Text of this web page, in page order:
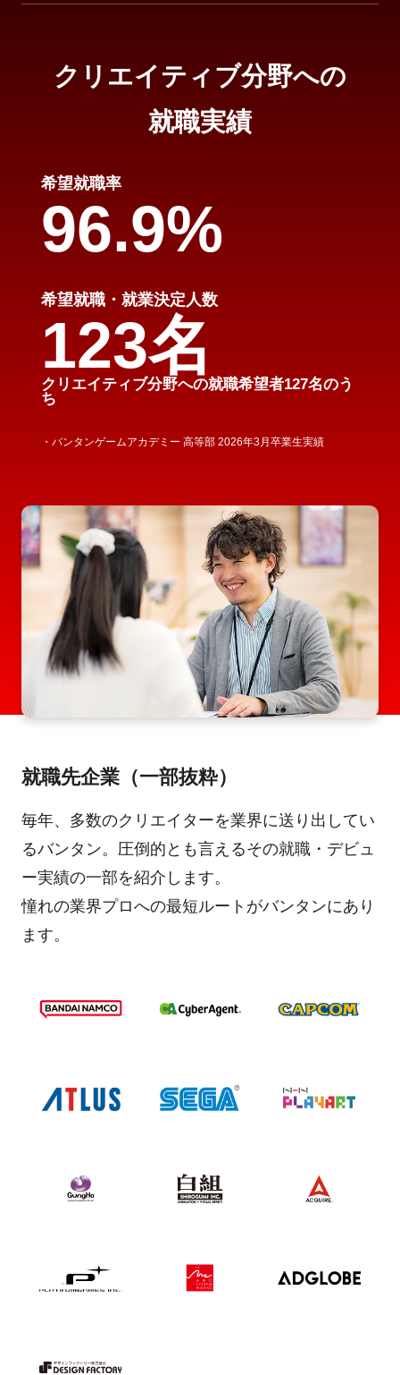
クリエイティブ分野への
就職実績
希望就職率
96.9%
希望就職・就業決定人数
123名
クリエイティブ分野への就職希望者127名のう
ち
・バンタンゲームアカデミー 高等部 2026年3月卒業生実績
就職先企業（一部抜粋）
毎年、多数のクリエイターを業界に送り出してい
るバンタン。圧倒的とも言えるその就職・デビュ
ー実績の一部を紹介します。
憧れの業界プロへの最短ルートがバンタンにあり
ます。